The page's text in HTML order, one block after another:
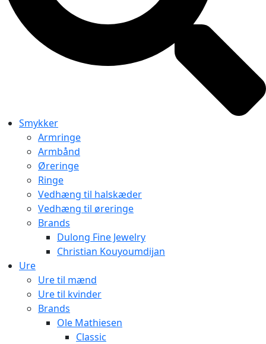
Smykker
Armringe
Armbånd
Øreringe
Ringe
Vedhæng til halskæder
Vedhæng til øreringe
Brands
Dulong Fine Jewelry
Christian Kouyoumdijan
Ure
Ure til mænd
Ure til kvinder
Brands
Ole Mathiesen
Classic